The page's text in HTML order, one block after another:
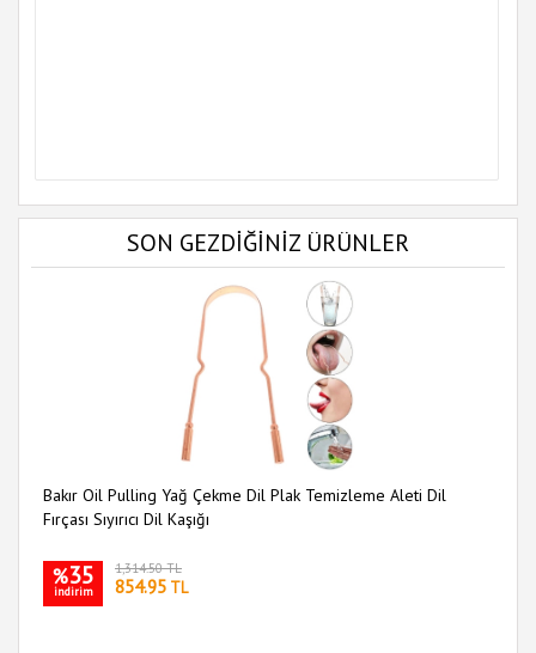
SON GEZDİĞİNİZ ÜRÜNLER
Bakır Oil Pulling Yağ Çekme Dil Plak Temizleme Aleti Dil
Fırçası Sıyırıcı Dil Kaşığı
%35
indirim
1,314.50 TL
854.95 TL